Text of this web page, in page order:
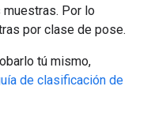
Por lo
por clase de pose.
tú mismo,
de clasificación de